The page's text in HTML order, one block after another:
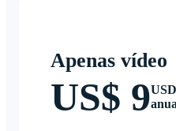
Apenas vídeo
US$ 9